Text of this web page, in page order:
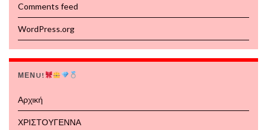
Comments feed
WordPress.org
ΜΕΝU!
Αρχική
ΧΡΙΣΤΟΥΓΕΝΝΑ